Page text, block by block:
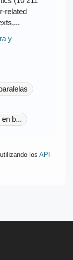
related
y
b...
los API